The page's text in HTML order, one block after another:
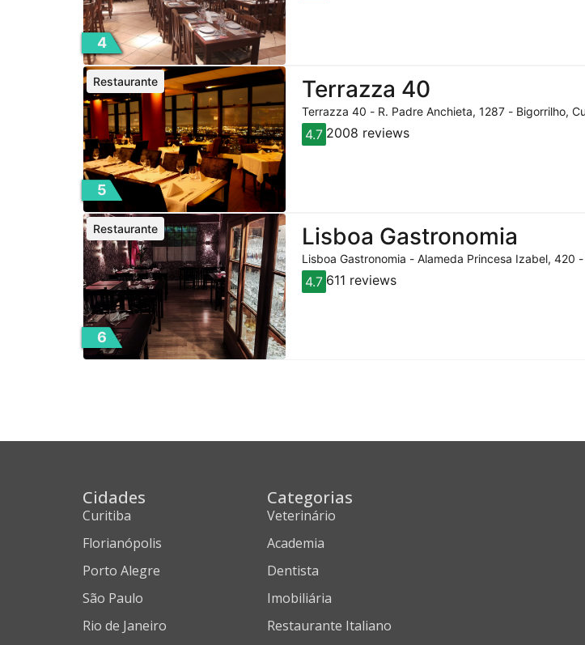
4
5
Terrazza 40
Restaurante
Terrazza 40 - R. Padre Anchieta, 1287 - Bigorrilho,
4.7 2008 reviews
6
Lisboa Gastronomia
Restaurante
Lisboa Gastronomia - Alameda Princesa Izabel, 420
4.7 611 reviews
Cidades
Curitiba
Florianópolis
Porto Alegre
São Paulo
Rio de Janeiro
Categorias
Veterinário
Academia
Dentista
Imobiliária
Restaurante Italiano